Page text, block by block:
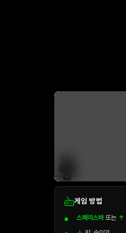
게임 방법
스페이스바또는 ↑